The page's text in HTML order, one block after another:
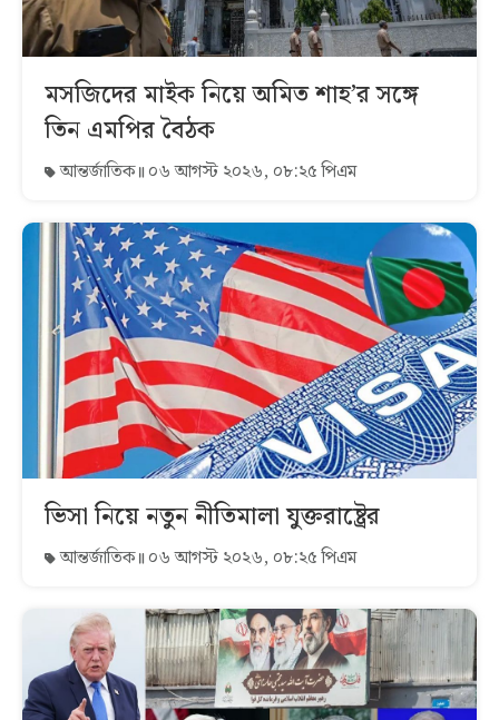
মসজিদের মাইক নিয়ে অমিত শাহ’র সঙ্গে
তিন এমপির বৈঠক
আন্তর্জাতিক ০৬ আগস্ট ২০২৬, ০৮:২৫ পিএম
ভিসা নিয়ে নতুন নীতিমালা যুক্তরাষ্ট্রের
আন্তর্জাতিক ০৬ আগস্ট ২০২৬, ০৮:২৫ পিএম